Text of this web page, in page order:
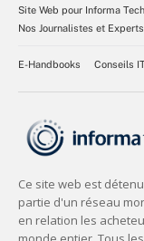
Site Web pour Informa
Nos Journalistes et Experts
E-Handbooks Conseils